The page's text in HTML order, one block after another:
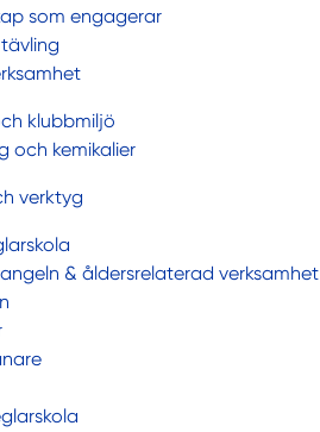
som engagerar
klubbmiljö
och kemikalier
verktyg
& åldersrelaterad verksamhet